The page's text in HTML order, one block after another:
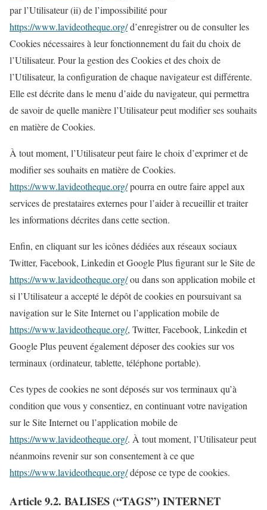
par l’Utilisateur (ii) de l’impossibilité pour
https://www.lavideotheque.org/d’enregistrer ou de consulter les
Cookies nécessaires à leur fonctionnement du fait du choix de
l’Utilisateur. Pour la gestion des Cookies et des choix de
l’Utilisateur, la configuration de chaque navigateur est différente.
Elle est décrite dans le menu d’aide du navigateur, qui permettra
de savoir de quelle manière l’Utilisateur peut modifier ses souhaits
en matière de Cookies.
À tout moment, l’Utilisateur peut faire le choix d’exprimer et de
modifier ses souhaits en matière de Cookies.
https://www.lavideotheque.org/pourra en outre faire appel aux
services de prestataires externes pour l’aider à recueillir et traiter
les informations décrites dans cette section.
Enfin, en cliquant sur les icônes dédiées aux réseaux sociaux
Twitter, Facebook, Linkedin et Google Plus figurant sur le Site de
https://www.lavideotheque.org/ou dans son application mobile et
si l’Utilisateur a accepté le dépôt de cookies en poursuivant sa
navigation sur le Site Internet ou l’application mobile de
https://www.lavideotheque.org/, Twitter, Facebook, Linkedin et
Google Plus peuvent également déposer des cookies sur vos
terminaux (ordinateur, tablette, téléphone portable).
Ces types de cookies ne sont déposés sur vos terminaux qu’à
condition que vous y consentiez, en continuant votre navigation
sur le Site Internet ou l’application mobile de
https://www.lavideotheque.org/. À tout moment, l’Utilisateur peut
néanmoins revenir sur son consentement à ce que
https://www.lavideotheque.org/dépose ce type de cookies.
Article 9.2. BALISES (“TAGS”) INTERNET